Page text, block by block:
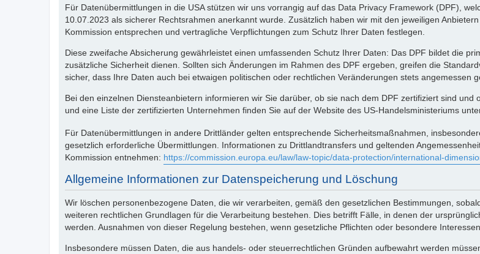
Für Datenübermittlungen in die USA stützen wir uns vorrangig auf das Data Privacy Framework (DPF),
10.07.2023 als sicherer Rechtsrahmen anerkannt wurde. Zusätzlich haben wir mit den jeweiligen
Kommission entsprechen und vertragliche Verpflichtungen zum Schutz Ihrer Daten festlegen.
Diese zweifache Absicherung gewährleistet einen umfassenden Schutz Ihrer Daten: Das DPF bildet die
zusätzliche Sicherheit dienen. Sollten sich Änderungen im Rahmen des DPF ergeben, greifen die
sicher, dass Ihre Daten auch bei etwaigen politischen oder rechtlichen Veränderungen stets angemessen
Bei den einzelnen Diensteanbietern informieren wir Sie darüber, ob sie nach dem DPF zertifiziert sind
und eine Liste der zertifizierten Unternehmen finden Sie auf der Website des US-Handelsministeriums
Für Datenübermittlungen in andere Drittländer gelten entsprechende Sicherheitsmaßnahmen,
gesetzlich erforderliche Übermittlungen. Informationen zu Drittlandtransfers und geltenden
Kommission entnehmen: https://commission.europa.eu/law/law-topic/data-protection/international-
Allgemeine Informationen zur Datenspeicherung und Löschung
Wir löschen personenbezogene Daten, die wir verarbeiten, gemäß den gesetzlichen Bestimmungen,
weiteren rechtlichen Grundlagen für die Verarbeitung bestehen. Dies betrifft Fälle, in denen der
werden. Ausnahmen von dieser Regelung bestehen, wenn gesetzliche Pflichten oder besondere
Insbesondere müssen Daten, die aus handels- oder steuerrechtlichen Gründen aufbewahrt werden